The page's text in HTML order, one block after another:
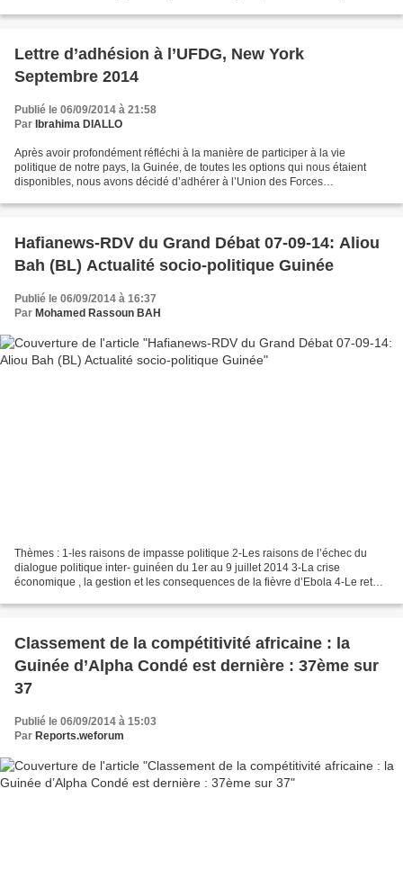
Lettre d’adhésion à l’UFDG, New York
Septembre 2014
Publié le 06/09/2014 à 21:58
Par Ibrahima DIALLO
Après avoir profondément réfléchi à la manière de participer à la vie
politique de notre pays, la Guinée, de toutes les options qui nous étaient
disponibles, nous avons décidé d’adhérer à l’Union des Forces
Hafianews-RDV du Grand Débat 07-09-14: Aliou
Bah (BL) Actualité socio-politique Guinée
Publié le 06/09/2014 à 16:37
Par Mohamed Rassoun BAH
Thèmes : 1-les raisons de impasse politique 2-Les raisons de l’échec du
dialogue politique inter- guinéen du 1er au 9 juillet 2014 3-La crise
économique , la gestion et les consequences de la fièvre d’Ebola 4-Le retour
Classement de la compétitivité africaine : la
Guinée d’Alpha Condé est dernière : 37ème sur
37
Publié le 06/09/2014 à 15:03
Par Reports.weforum